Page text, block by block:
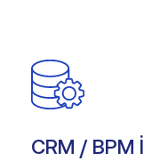
CRM / BPM